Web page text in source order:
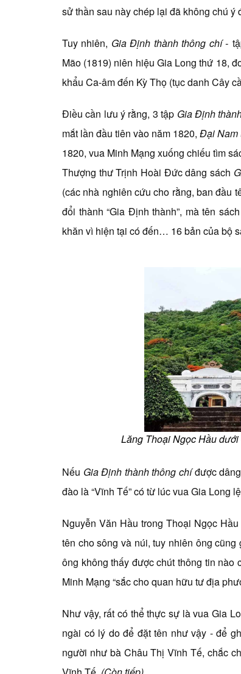
sử thần sau này chép lại đã không chú ý
Tuy nhiên, Gia Định thành thông chí -
Mão (1819) niên hiệu Gia Long thứ 18,
khẩu Ca-âm đến Kỳ Thọ (tục danh Cây
Điều cần lưu ý rằng, 3 tập Gia Định
mắt lần đầu tiên vào năm 1820, Đại Nam
1820, vua Minh Mạng xuống chiếu tìm
Thượng thư Trịnh Hoài Đức dâng sách
(các nhà nghiên cứu cho rằng, ban đầu
đổi thành “Gia Định thành”, mà tên
khăn vì hiện tại có đến… 16 bản của bộ
Lăng Thoại Ngọc Hầu
Nếu Gia Định thành thông chíđược
đào là “Vĩnh Tế” có từ lúc vua Gia Long
Nguyễn Văn Hầu trong Thoại Ngọc
tên cho sông và núi, tuy nhiên ông
ông không thấy được chút thông tin nào
Minh Mạng “sắc cho quan hữu tư địa
Như vậy, rất có thể thực sự là vua Gia
ngài có lý do để đặt tên như vậy - để
người như bà Châu Thị Vĩnh Tế, chắc